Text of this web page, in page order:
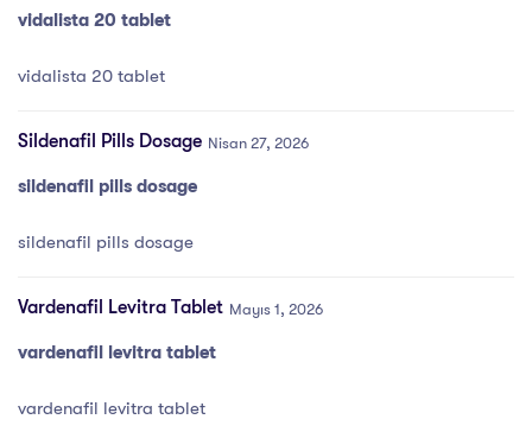
vidalista 20 tablet
vidalista 20 tablet
Sildenafil Pills Dosage Nisan 27, 2026
sildenafil pills dosage
sildenafil pills dosage
Vardenafil Levitra Tablet Mayıs 1, 2026
vardenafil levitra tablet
vardenafil levitra tablet